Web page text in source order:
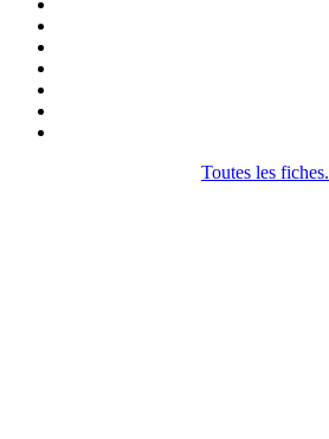
Toutes les fiches.